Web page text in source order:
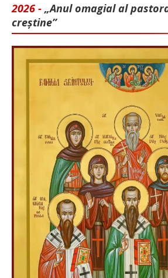
2026 - „Anul omagial al
creștine”